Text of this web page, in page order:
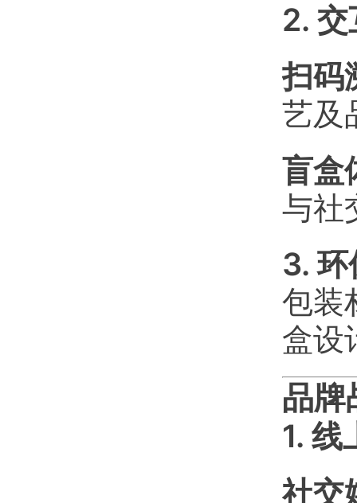
2.
扫码
艺及
盲盒
与社
3.
包装
盒设
品牌
1. 线
社交